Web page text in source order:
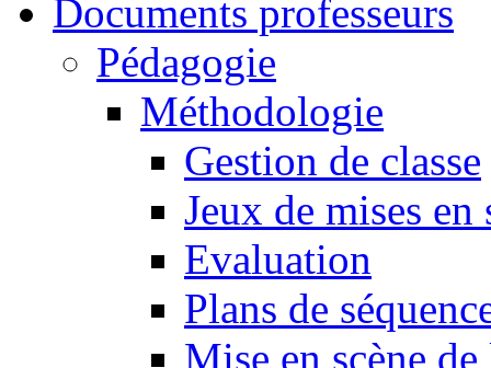
Documents professeurs
Pédagogie
Méthodologie
Gestion de classe
Jeux de mises
Evaluation
Plans de
Mise en scène